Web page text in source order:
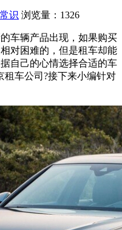
识 浏览量：1326
车辆产品出现，如果购买
对困难的，但是租车却能
自己的心情选择合适的车
租车公司?接下来小编针对